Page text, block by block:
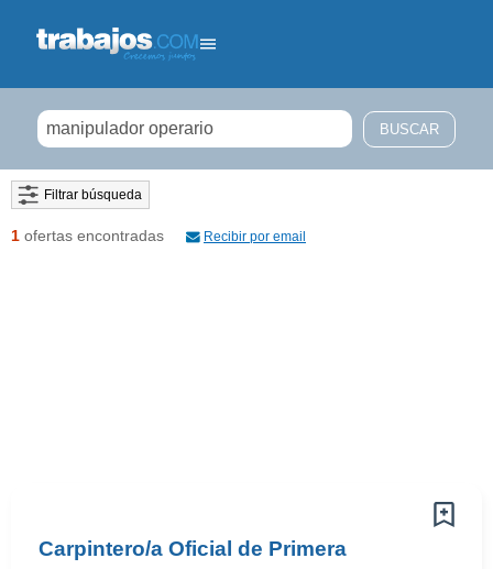
Filtrar búsqueda
1 ofertas encontradas Recibir por email
Carpintero/a Oficial de Primera